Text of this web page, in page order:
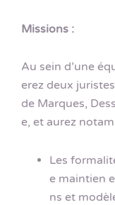
Missions :
Au sein d’une
erez deux
de Marques,
e, et aurez
Les
e maintien
ns et